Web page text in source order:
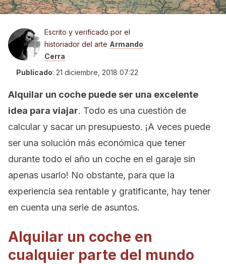
Escrito y verificado por el
historiador del arte Armando
Cerra
Publicado: 21 diciembre, 2018 07:22
Alquilar un coche puede ser una excelente
idea para viajar. Todo es una cuestión de
calcular y sacar un presupuesto. ¡A veces puede
ser una solución más económica que tener
durante todo el año un coche en el garaje sin
apenas usarlo! No obstante, para que la
experiencia sea rentable y gratificante, hay tener
en cuenta una serie de asuntos.
Alquilar un coche en
cualquier parte del mundo